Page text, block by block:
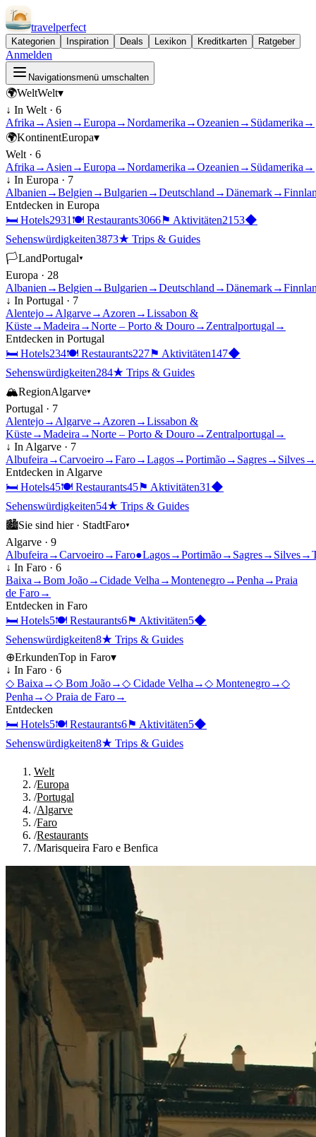
travelperfect
Kategorien Inspiration Deals Lexikon Kreditkarten Ratgeber
Anmelden
Navigationsmenü umschalten
🌍WeltWelt▾
↓ In Welt · 6
Afrika → Asien →Europa →Nordamerika →Ozeanien → Südamerika →
🌍KontinentEuropa▾
Welt · 6
Afrika → Asien →Europa →Nordamerika →Ozeanien → Südamerika →
↓ In Europa · 7
Albanien →Belgien →Bulgarien →Deutschland →Dänemark→
Entdecken in Europa
🛏 Hotels2931 🍽 Restaurants3066⚑ Aktivitäten2153◆
Sehenswürdigkeiten3873★ Trips & Guides
🏳LandPortugal▾
Europa · 28
Albanien →Belgien →Bulgarien →Deutschland →Dänemark→
↓ In Portugal · 7
Alentejo→ Algarve→ Azoren →Lissabon &
Küste→Madeira →Norte – Porto & Douro→ Zentralportugal →
Entdecken in Portugal
🛏 Hotels234🍽 Restaurants227⚑ Aktivitäten147◆
Sehenswürdigkeiten284★ Trips & Guides
🏔RegionAlgarve▾
Portugal · 7
Alentejo→ Algarve→ Azoren →Lissabon &
Küste→Madeira →Norte – Porto & Douro→ Zentralportugal →
↓ In Algarve · 7
Albufeira →Carvoeiro→Faro→Lagos→Portimão→ Sagres→ Silves→
Entdecken in Algarve
🛏 Hotels45🍽 Restaurants45⚑ Aktivitäten31 ◆
Sehenswürdigkeiten54★ Trips & Guides
🏙Sie sind hier · StadtFaro▾
Algarve · 9
Albufeira →Carvoeiro→Faro●Lagos→Portimão→ Sagres→ Silves→
↓ In Faro · 6
Baixa →Bom João→Cidade Velha →Montenegro→Penha →Praia
de Faro→
Entdecken in Faro
🛏 Hotels5🍽 Restaurants6⚑ Aktivitäten5◆
Sehenswürdigkeiten8★ Trips & Guides
⊕ErkundenTop in Faro▾
↓ In Faro · 6
◇ Baixa →◇ Bom João→◇ Cidade Velha →◇ Montenegro→◇
Penha →◇ Praia de Faro→
Entdecken
🛏 Hotels5🍽 Restaurants6⚑ Aktivitäten5◆
Sehenswürdigkeiten8★ Trips & Guides
Welt
/Europa
/Portugal
/Algarve
/Faro
/Restaurants
/Marisqueira Faro e Benfica